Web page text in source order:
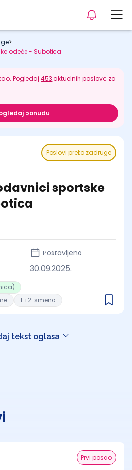
>
odeće - Subotica
Pogledaj453 aktuelnih poslova za
ponudu
Poslovi preko zadruge
sportske
Postavljeno
30.09.2025.
1. i 2. smena
tekst oglasa
Prvi posao